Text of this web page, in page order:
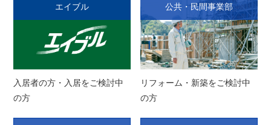
エイブル
入居者の方・入居をご検討中
の方
公共・民間事業部
リフォーム・新築をご検討中
の方